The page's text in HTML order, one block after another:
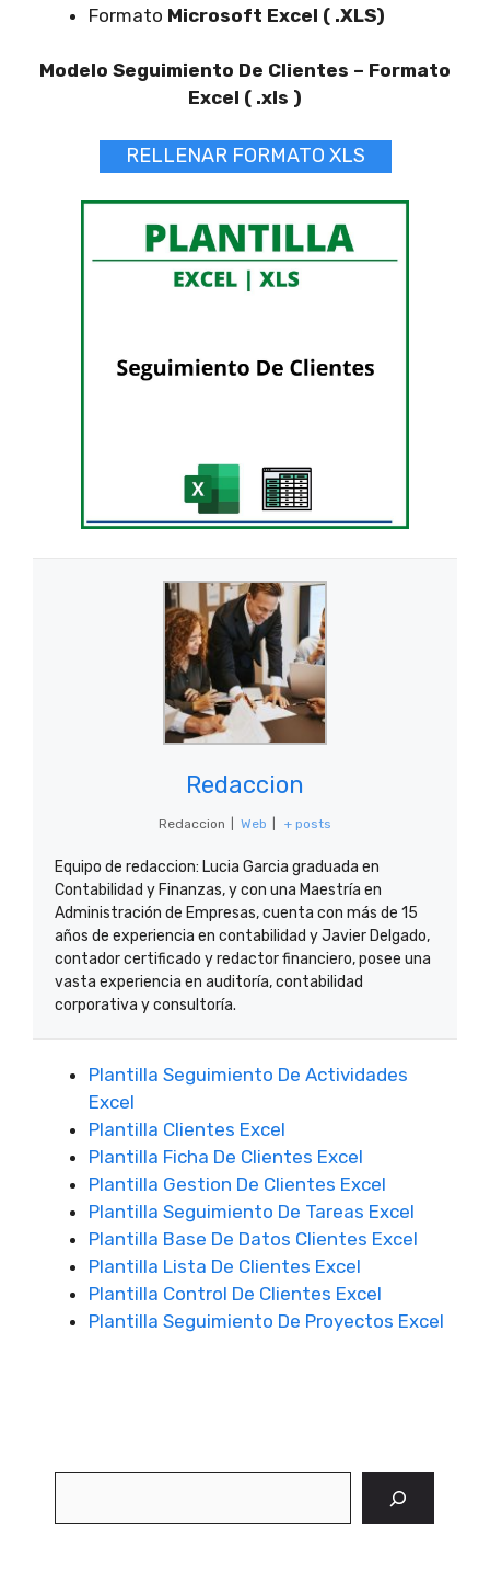
Formato Microsoft Excel ( .XLS)
Modelo Seguimiento De Clientes – Formato
Excel ( .xls )
RELLENAR FORMATO XLS
Redaccion
Redaccion Web + posts
Equipo de redaccion: Lucia Garcia graduada en
Contabilidad y Finanzas, y con una Maestría en
Administración de Empresas, cuenta con más de 15
años de experiencia en contabilidad y Javier Delgado,
contador certificado y redactor financiero, posee una
vasta experiencia en auditoría, contabilidad
corporativa y consultoría.
Plantilla Seguimiento De Actividades
Excel
Plantilla Clientes Excel
Plantilla Ficha De Clientes Excel
Plantilla Gestion De Clientes Excel
Plantilla Seguimiento De Tareas Excel
Plantilla Base De Datos Clientes Excel
Plantilla Lista De Clientes Excel
Plantilla Control De Clientes Excel
Plantilla Seguimiento De Proyectos Excel